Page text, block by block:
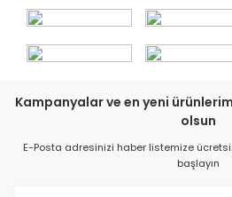
Kampanyalar ve en yeni
olsun
E-Posta adresinizi haber listemize
başlayın